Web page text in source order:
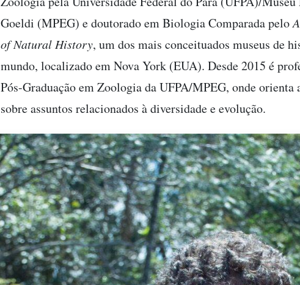
Goeldi (MPEG) e doutorado em Biologia Comparada pelo
of Natural History, um dos mais conceituados museus de
mundo, localizado em Nova York (EUA). Desde 2015 é
Pós-Graduação em Zoologia da UFPA/MPEG, onde orienta
sobre assuntos relacionados à diversidade e evolução.